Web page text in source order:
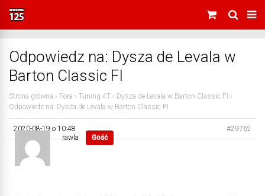
Odpowiedz na: Dysza de Levala w
Barton Classic FI
Strona główna › Fora › Tuning 4T › Dysza de Levala w Barton Classic FI ›
Odpowiedz na: Dysza de Levala w Barton Classic FI
2020-08-19 o 10:48
#29762
rawla
Gość